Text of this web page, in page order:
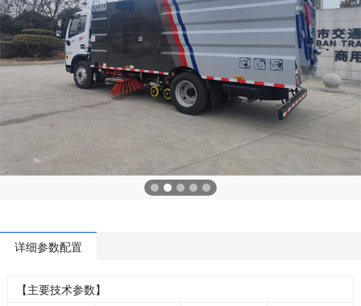
详细参数配置
【主要技术参数】